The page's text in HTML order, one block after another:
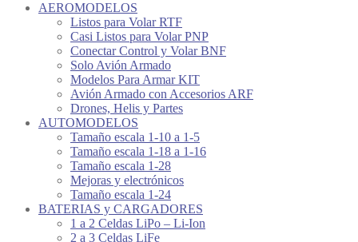
AEROMODELOS
Listos para Volar RTF
Casi Listos para Volar PNP
Conectar Control y Volar BNF
Solo Avión Armado
Modelos Para Armar KIT
Avión Armado con Accesorios ARF
Drones, Helis y Partes
AUTOMODELOS
Tamaño escala 1-10 a 1-5
Tamaño escala 1-18 a 1-16
Tamaño escala 1-28
Mejoras y electrónicos
Tamaño escala 1-24
BATERIAS y CARGADORES
1 a 2 Celdas LiPo – Li-Ion
2 a 3 Celdas LiFe